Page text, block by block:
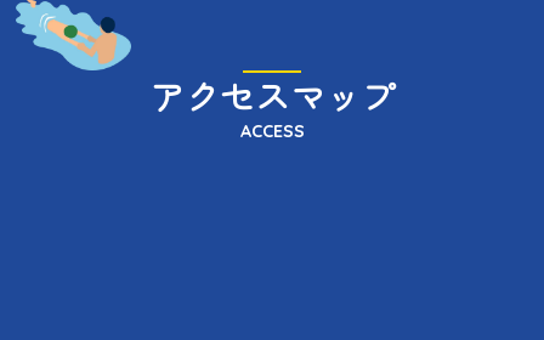
アクセスマップ
ACCESS